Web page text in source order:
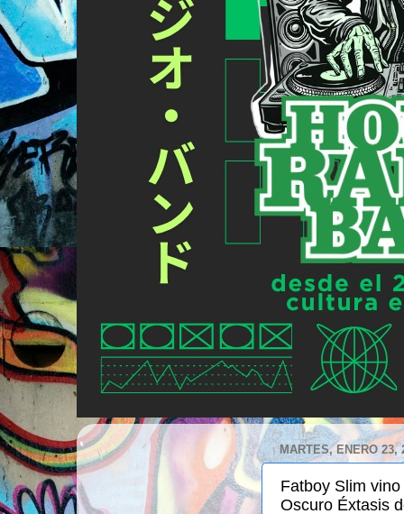
MARTES, ENERO 23,
Fatboy Slim
Oscuro Éxtasis